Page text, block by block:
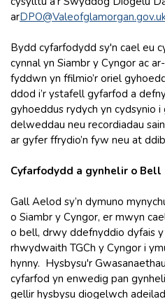
ar
Bydd cyfarfodydd sy'n cael eu
cynnal yn Siambr y Cyngor ac
fyddwn yn ffilmio’r oriel
ddod i’r ystafell gyfarfod a
gyhoeddus rydych yn cydsynio i
delweddau neu recordiadau
ar gyfer ffrydio’n fyw neu at
Cyfarfodydd a gynhelir o Bell
Gall Aelod sy’n dymuno
o Siambr y Cyngor, er mwyn
o bell, drwy ddefnyddio dyfais
rhwydwaith TGCh y Cyngor i
hynny. Hysbysu'r
cyfarfod yn enwedig pan
gellir hysbysu diogelwch